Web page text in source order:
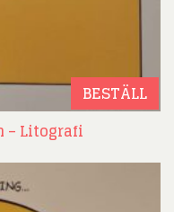
BESTÄLL
– Litografi